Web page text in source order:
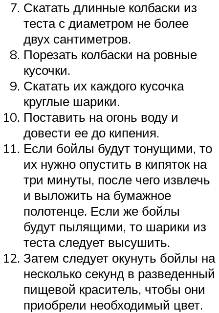
Скатать длинные колбаски из
теста с диаметром не более
двух сантиметров.
Порезать колбаски на ровные
кусочки.
Скатать их каждого кусочка
круглые шарики.
Поставить на огонь воду и
довести ее до кипения.
Если бойлы будут тонущими, то
их нужно опустить в кипяток на
три минуты, после чего извлечь
и выложить на бумажное
полотенце. Если же бойлы
будут пылящими, то шарики из
теста следует высушить.
Затем следует окунуть бойлы на
несколько секунд в разведенный
пищевой краситель, чтобы они
приобрели необходимый цвет.